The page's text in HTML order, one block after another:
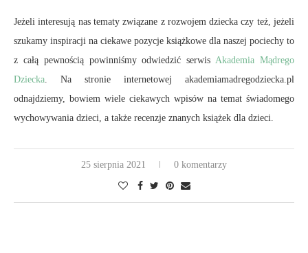
Jeżeli interesują nas tematy związane z rozwojem dziecka czy też, jeżeli
szukamy inspiracji na ciekawe pozycje książkowe dla naszej pociechy to
z całą pewnością powinniśmy odwiedzić serwis Akademia Mądrego
Dziecka . Na stronie internetowej akademiamadregodziecka.pl
odnajdziemy, bowiem wiele ciekawych wpisów na temat świadomego
wychowywania dzieci, a także recenzje znanych książek dla dzieci.
25 sierpnia 2021 0 komentarzy